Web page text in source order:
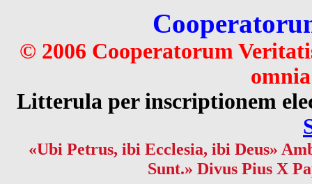
© 2006 Cooperatorum
Litterula per inscriptionem
«Ubi Petrus, ibi Ecclesia, ibi Deus»
Sunt.» Divus Pius X